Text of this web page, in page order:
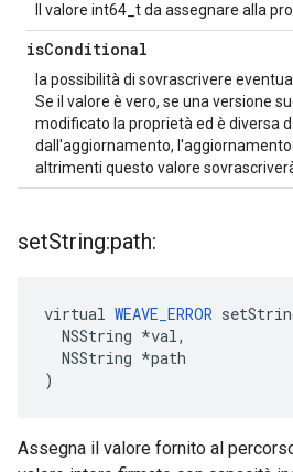
Il valore int64_t da assegnare alla
isConditional
la possibilità di sovrascrivere
Se il valore è vero, se una versione
modificato la proprietà ed è diversa
dall'aggiornamento, l'aggiornamento
altrimenti questo valore
setString:path:
virtual WEAVE_ERROR
  NSString *val,
  NSString *path
)
Assegna il valore fornito al